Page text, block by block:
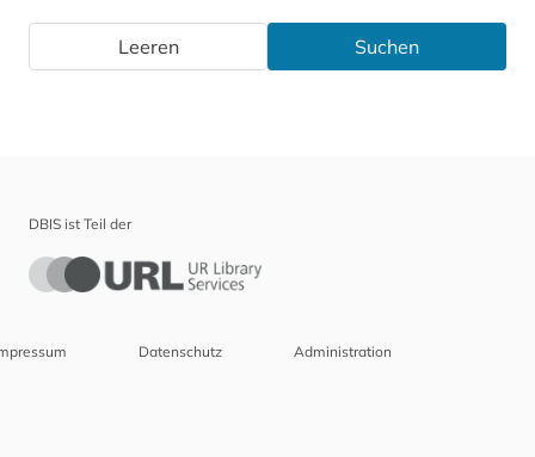
Leeren Suchen
DBIS ist Teil der
Datenschutz Administration